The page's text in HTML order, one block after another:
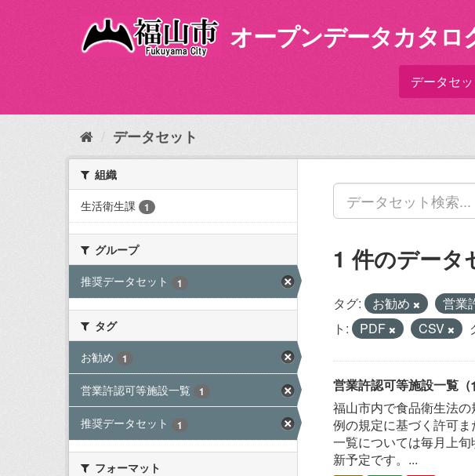
内
オープンデータカタロ
データセッ
データセット
組織
生活衛生課
1
グループ
推奨データセット
1
タグ
お勧め
1
営業許認可等施設一覧 1
推奨データセット 1
フォーマット
1 件のデータ
タグ: お勧め 営業
ト:
PDF CSV
営業許認可等施設一覧（
福山市内で食品衛生法
例の規定に基づく許可
一覧については毎月上
新予定です。...